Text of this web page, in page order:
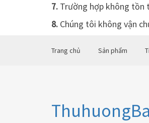
7. Trường hợp không tồn
8. Chúng tôi không vận
Trang chủ Sản phẩm